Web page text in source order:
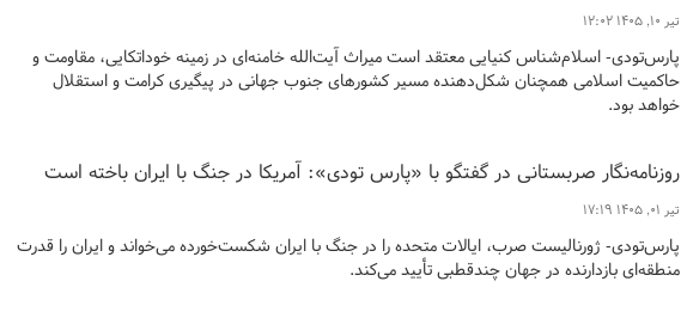
تیر ۱۰, ۱۴۰۵ ۱۲:۰۲
پارس‌تودی- اسلام‌شناس کنیایی معتقد است میراث آیت‌الله خامنه‌ای در زمینه خوداتکایی، مقاومت و
حاکمیت اسلامی همچنان شکل‌دهنده مسیر کشورهای جنوب جهانی در پیگیری کرامت و استقلال
خواهد بود.
روزنامه‌نگار صربستانی در گفتگو با «پارس تودی»: آمریکا در جنگ با ایران باخته است
تیر ۰۱, ۱۴۰۵ ۱۷:۱۹
پارس‌تودی- ژورنالیست صرب، ایالات متحده را در جنگ با ایران شکست‌خورده می‌خواند و ایران را قدرت
منطقه‌ای بازدارنده در جهان چندقطبی تأیید می‌کند.